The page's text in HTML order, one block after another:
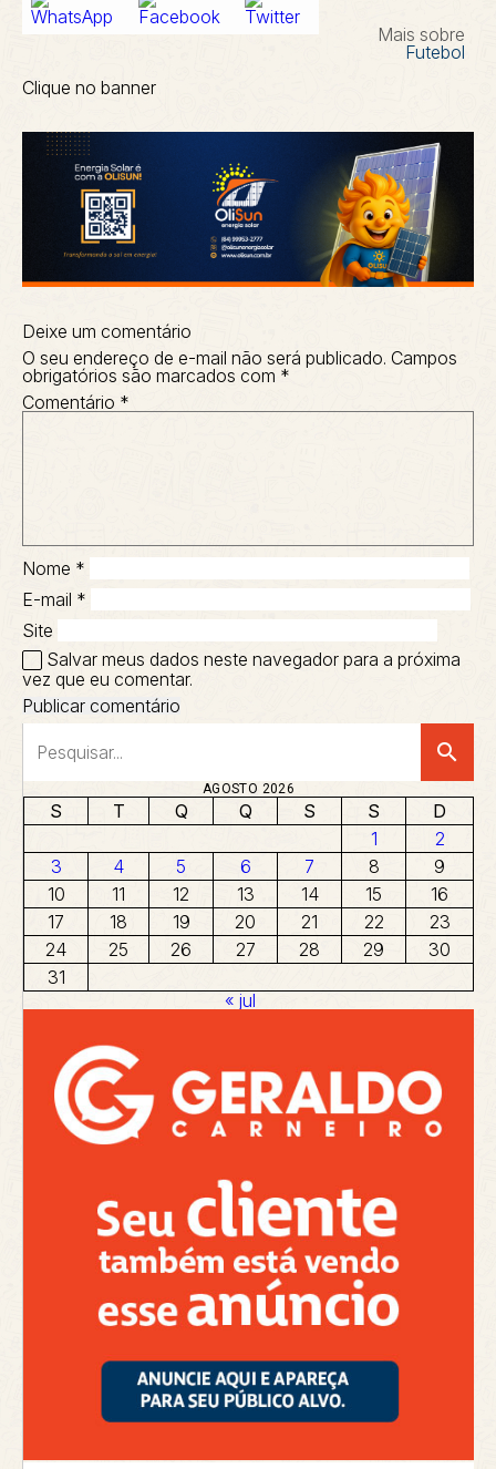
Mais sobre
Futebol
Clique no banner
Deixe um comentário
O seu endereço de e-mail não será publicado. Campos
obrigatórios são marcados com *
Comentário *
Nome *
E-mail *
Site
Salvar meus dados neste navegador para a próxima
vez que eu comentar.
search
AGOSTO 2026
S T Q Q S S
D
1
2
3
4 5 6 7 8
9
10
11 12 13 14 15
16
17
18 19 20 21 22
23
24
25 26 27 28 29
30
31
« jul